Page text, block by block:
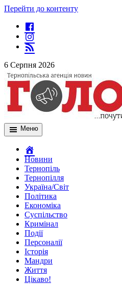
Перейти до контенту
6 Серпня 2026
Меню
Новини
Тернопіль
Тернопілля
Україна/Світ
Політика
Економіка
Суспільство
Кримінал
Події
Персоналії
Історія
Мандри
Життя
Цікаво!